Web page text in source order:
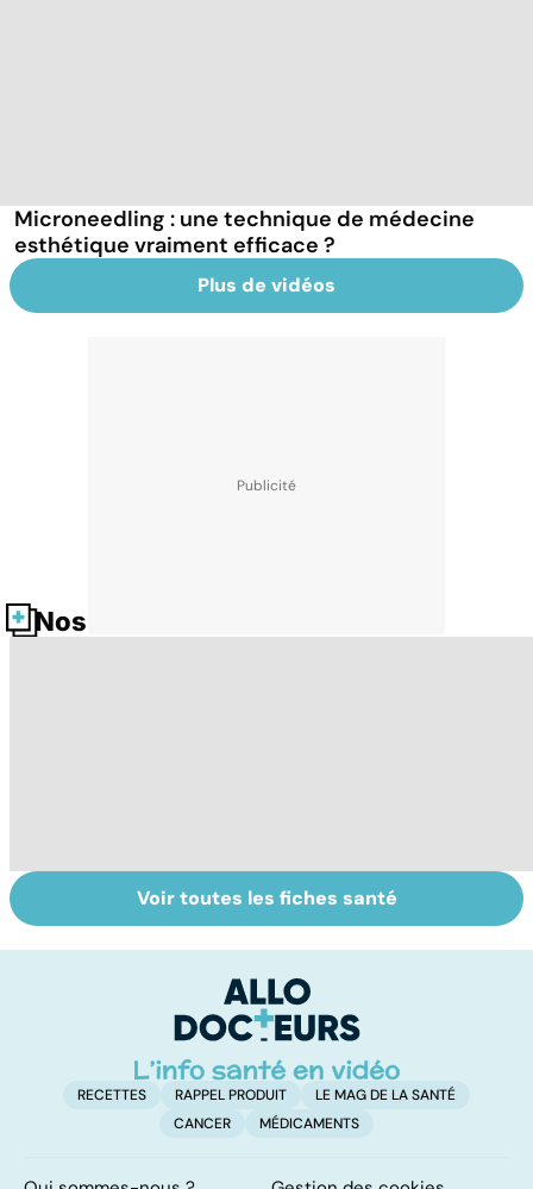
Microneedling : une technique de médecine
esthétique vraiment efficace ?
Plus de vidéos
Nos fiches santé
Comment tenir
ses bonnes
BPCO, la
bronchite du
Voir toutes les fiches santé
RECETTES RAPPEL PRODUIT
LE MAG DE LA SANTÉ
CANCER
MÉDICAMENTS